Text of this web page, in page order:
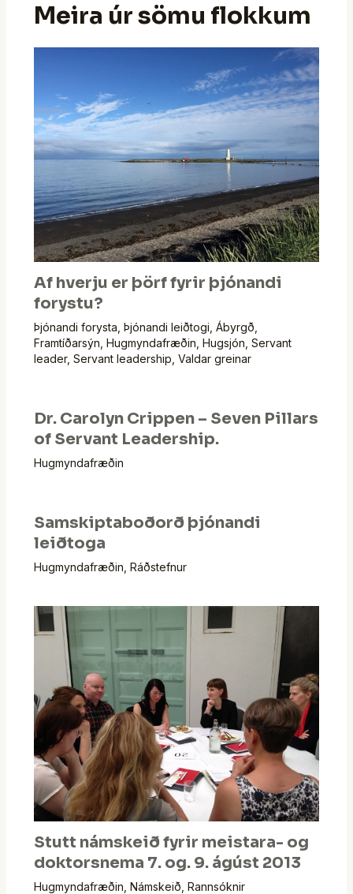
Meira úr sömu flokkum
Af hverju er þörf fyrir þjónandi
forystu?
Þjónandi forysta, Þjónandi leiðtogi, Ábyrgð,
Framtíðarsýn, Hugmyndafræðin, Hugsjón, Servant
leader, Servant leadership, Valdar greinar
Dr. Carolyn Crippen – Seven Pillars
of Servant Leadership.
Hugmyndafræðin
Samskiptaboðorð þjónandi
leiðtoga
Hugmyndafræðin, Ráðstefnur
Stutt námskeið fyrir meistara- og
doktorsnema 7. og. 9. ágúst 2013
Hugmyndafræðin Námskeið Rannsóknir